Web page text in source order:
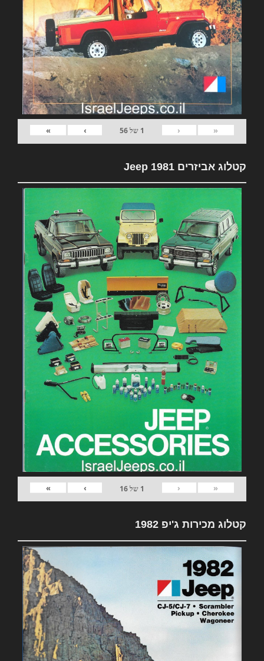
«
‹
1 של56
›
»
קטלוג אביזרים 1981 Jeep
«
‹
1 של16
›
»
קטלוג מכירות ג'יפ 1982